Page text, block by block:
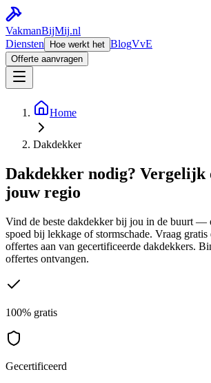
VakmanBijMij.nl
Diensten
Hoe werkt het BlogVvE
Offerte aanvragen
Home
Dakdekker
Dakdekker nodig? Vergelijk
jouw regio
Vind de beste dakdekker bij jou in de buurt —
spoed bij lekkage of stormschade. Vraag
offertes aan van gecertificeerde dakdekkers.
offertes ontvangen.
100% gratis
Gecertificeerd